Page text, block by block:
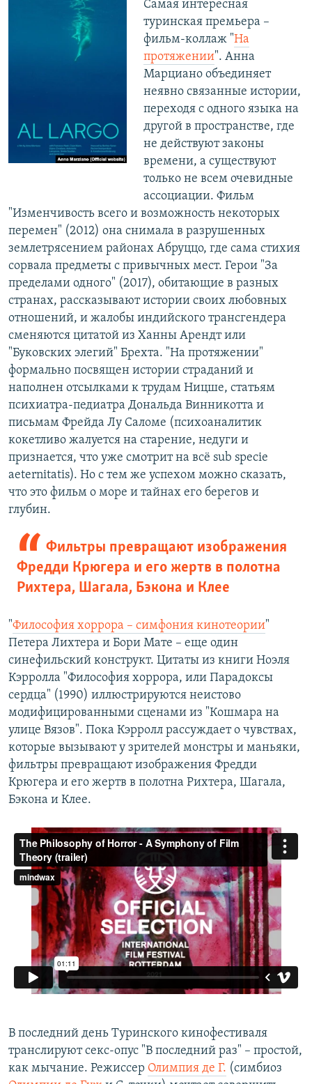
Самая интересная
туринская премьера –
фильм-коллаж "На
протяжении". Анна
Марциано объединяет
неявно связанные истории,
переходя с одного языка на
другой в пространстве, где
не действуют законы
времени, а существуют
только не всем очевидные
ассоциации. Фильм
"Изменчивость всего и возможность некоторых
перемен" (2012) она снимала в разрушенных
землетрясением районах Абруццо, где сама стихия
сорвала предметы с привычных мест. Герои "За
пределами одного" (2017), обитающие в разных
странах, рассказывают истории своих любовных
отношений, и жалобы индийского трансгендера
сменяются цитатой из Ханны Арендт или
"Буковских элегий" Брехта. "На протяжении"
формально посвящен истории страданий и
наполнен отсылками к трудам Ницше, статьям
психиатра-педиатра Дональда Винникотта и
письмам Фрейда Лу Саломе (психоаналитик
кокетливо жалуется на старение, недуги и
признается, что уже смотрит на всё sub specie
aeternitatis). Но с тем же успехом можно сказать,
что это фильм о море и тайнах его берегов и
глубин.
Фильтры превращают изображения
Фредди Крюгера и его жертв в полотна
Рихтера, Шагала, Бэкона и Клее
"Философия хоррора – симфония кинотеории"
Петера Лихтера и Бори Мате – еще один
синефильский конструкт. Цитаты из книги Ноэля
Кэрролла "Философия хоррора, или Парадоксы
сердца" (1990) иллюстрируются неистово
модифицированными сценами из "Кошмара на
улице Вязов". Пока Кэрролл рассуждает о чувствах,
которые вызывают у зрителей монстры и маньяки,
фильтры превращают изображения Фредди
Крюгера и его жертв в полотна Рихтера, Шагала,
Бэкона и Клее.
В последний день Туринского кинофестиваля
транслируют секс-опус "В последний раз" – простой,
как мычание. Режиссер Олимпия де Г. (симбиоз